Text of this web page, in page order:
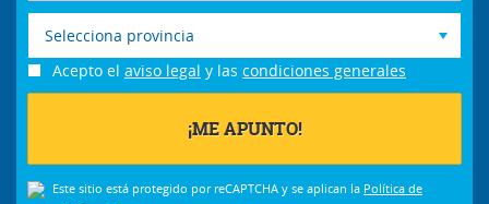
Selecciona provincia
Acepto el aviso legal y las condiciones generales
Este sitio está protegido por reCAPTCHA y se aplican la Política de